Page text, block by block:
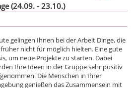
(24.09. - 23.10.)
gelingen Ihnen bei der Arbeit Dinge, die
früher nicht für möglich hielten. Eine gute
um neue Projekte zu starten. Dabei
Ihre Ideen in der Gruppe sehr positiv
Die Menschen in Ihrer
genießen das Zusammensein mit